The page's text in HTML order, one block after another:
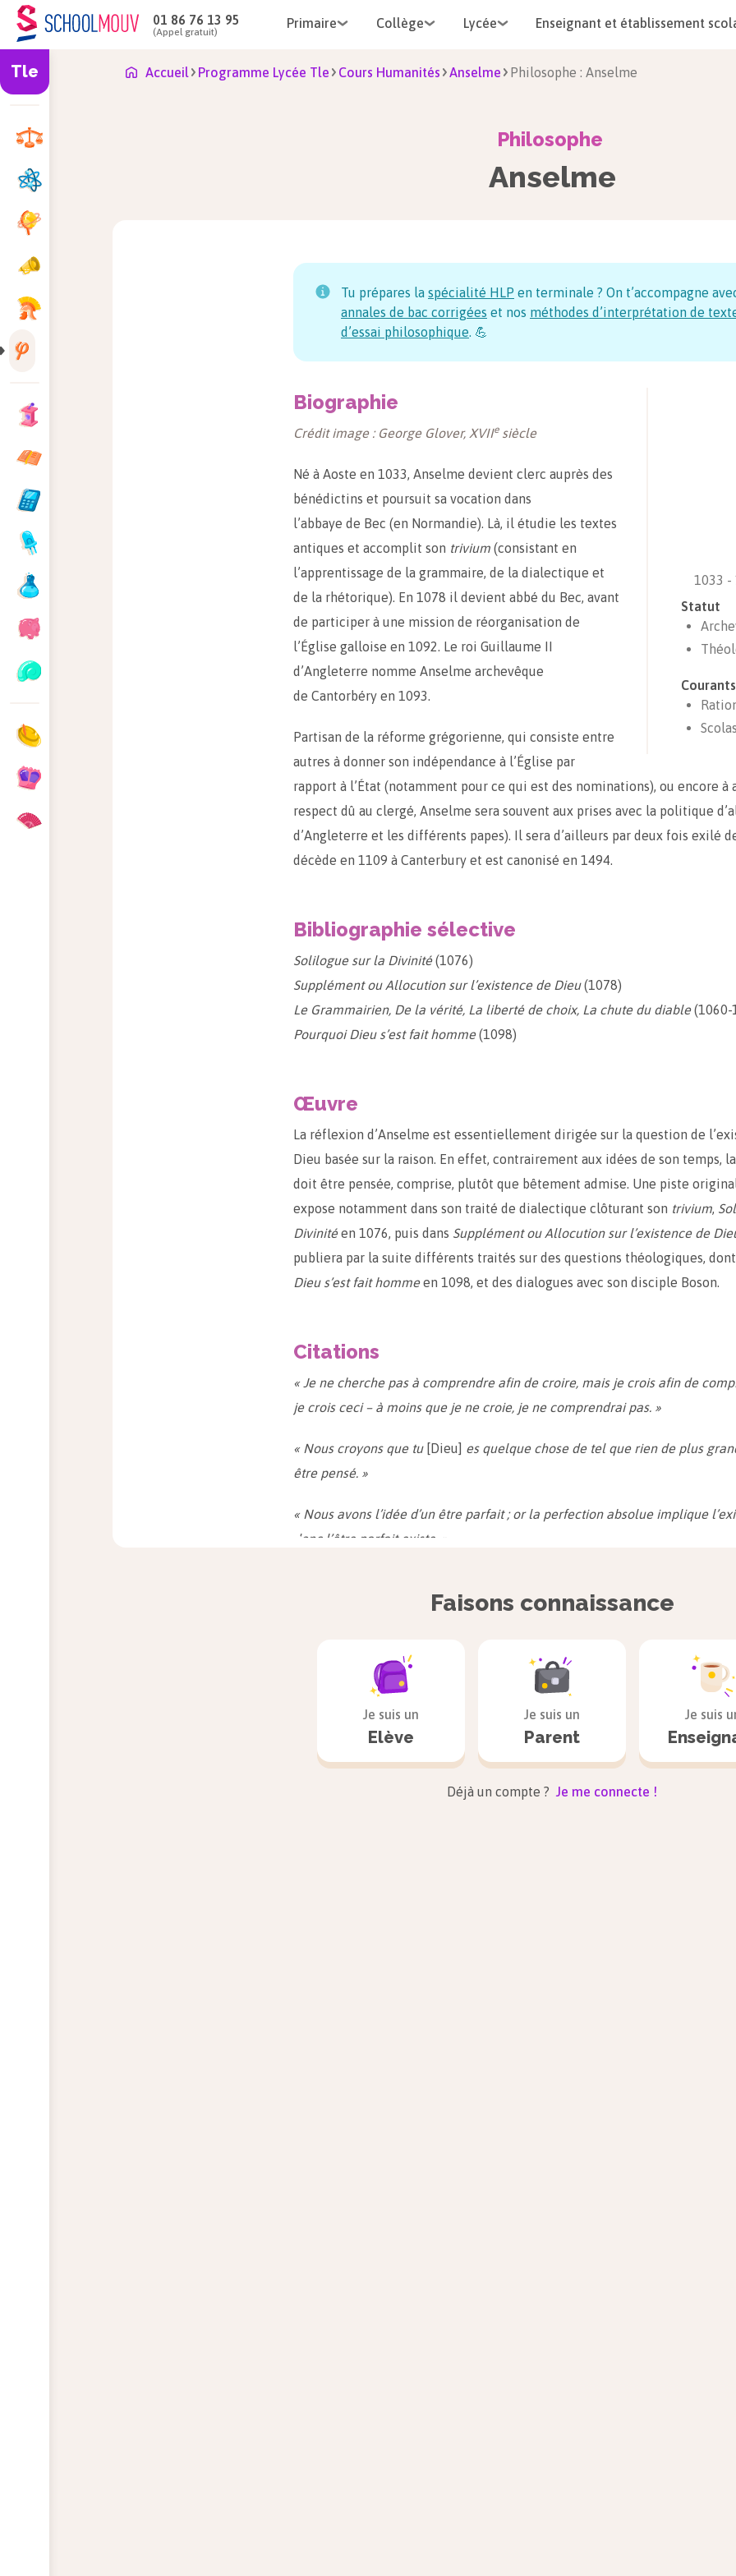
01 86 76 13 95
(Appel gratuit)
Primaire Collège Lycée Enseignant et établissement
Tle Accueil Programme Lycée Tle Cours Humanités Anselme Philosophe : Anselme
Philosophe
Anselme
Tu prépares la spécialité HLP en terminale ? On t’accompagne
annales de bac corrigées et nos méthodes d’interprétation de
d’essai philosophique. 💪
1033 -
Statut
Courants
Biographie
Crédit image : George Glover, XVIIesiècle
Né à Aoste en 1033, Anselme devient clerc auprès des
bénédictins et poursuit sa vocation dans
l’abbaye de Bec (en Normandie). Là, il étudie les textes
antiques et accomplit son trivium (consistant en
l’apprentissage de la grammaire, de la dialectique et
de la rhétorique). En 1078 il devient abbé du Bec, avant
de participer à une mission de réorganisation de
l’Église galloise en 1092. Le roi Guillaume II
d’Angleterre nomme Anselme archevêque
de Cantorbéry en 1093.
Partisan de la réforme grégorienne, qui consiste entre
autres à donner son indépendance à l’Église par
rapport à l’État (notamment pour ce qui est des nominations), ou encore à
respect dû au clergé, Anselme sera souvent aux prises avec la politique
d’Angleterre et les différents papes). Il sera d’ailleurs par deux fois exilé
décède en 1109 à Canterbury et est canonisé en 1494.
Bibliographie sélective
Solilogue sur la Divinité(1076)
Supplément ou Allocution sur l’existence de Dieu(1078)
Le Grammairien, De la vérité, La liberté de choix, La chute du diable(1060-
Pourquoi Dieu s’est fait homme(1098)
Œuvre
La réflexion d’Anselme est essentiellement dirigée sur la question de
Dieu basée sur la raison. En effet, contrairement aux idées de son temps,
doit être pensée, comprise, plutôt que bêtement admise. Une piste
expose notamment dans son traité de dialectique clôturant son trivium,
Divinitéen 1076, puis dans Supplément ou Allocution sur l’existence de
publiera par la suite différents traités sur des questions théologiques, dont
Dieu s’est fait hommeen 1098, et des dialogues avec son disciple Boson.
Citations
« Je ne cherche pas à comprendre afin de croire, mais je crois afin de
je crois ceci – à moins que je ne croie, je ne comprendrai pas. »
« Nous croyons que tu[Dieu] es quelque chose de tel que rien de plus
être pensé. »
« Nous avons l’idée d’un être parfait ; or la perfection absolue implique
donc l’être parfait existe. »
Faisons connaissance
Je suis un
Elève
Je suis un
Parent
Je suis
Déjà un compte ? Je me connecte !